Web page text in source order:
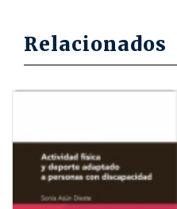
Relacionados